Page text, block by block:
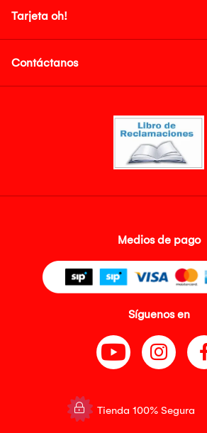
Tarjeta oh!
Contáctanos
Medios de pago
Síguenos en
Tienda 100% Segura